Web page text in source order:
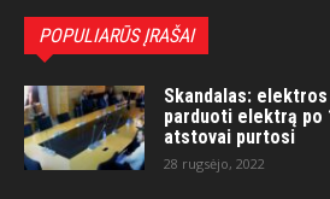
POPULIARŪS ĮRAŠAI
Skandalas:
parduoti elektrą po
atstovai purtosi
28 rugsėjo, 2022